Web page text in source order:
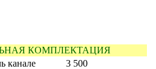
КОМПЛЕКТАЦИЯ
канале
3 500